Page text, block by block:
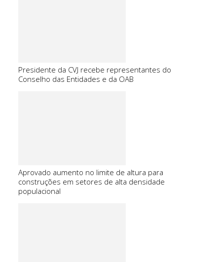
Presidente da CVJ recebe representantes do
Conselho das Entidades e da OAB
Aprovado aumento no limite de altura para
construções em setores de alta densidade
populacional